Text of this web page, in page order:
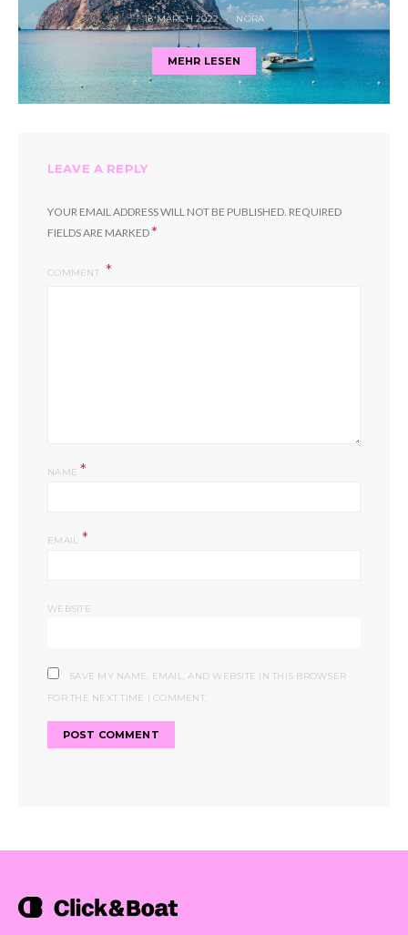
18 MARCH 2022 NORA
MEHR LESEN
LEAVE A REPLY
YOUR EMAIL ADDRESS WILL NOT BE PUBLISHED. REQUIRED
FIELDS ARE MARKED*
COMMENT
NAME *
EMAIL *
WEBSITE
SAVE MY NAME, EMAIL, AND WEBSITE IN THIS BROWSER
FOR THE NEXT TIME I COMMENT.